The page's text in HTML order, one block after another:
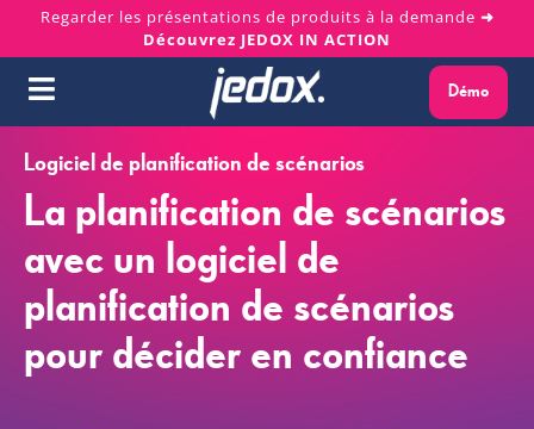
content
Regarder les présentations de produits à la demande ➜
Découvrez JEDOX IN ACTION
Toggle
Navigation
Pourquoi Jedox ?
Solutions
Plateforme
Services
Démo
Logiciel de planification de scénarios
La planification de scénarios
avec un logiciel de
planification de scénarios
pour décider en confiance